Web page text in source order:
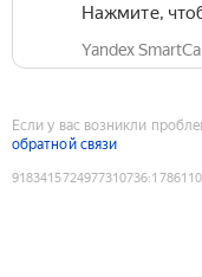
Нажмите,
Yandex
Если у вас возникли
обратной связи
9183415724977310736: